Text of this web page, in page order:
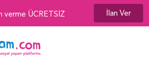
verme ÜCRETSİZ İlan Ver